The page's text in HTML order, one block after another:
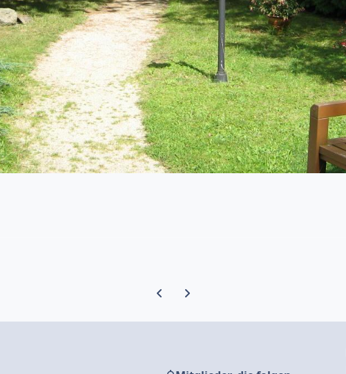
Vorherige Karussell-Folie
Nächste Karussell-Folie